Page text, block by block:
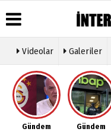
Üye Paneli
Haber
Arşivi
Gazete
Arşivi
Hava
Videolar Galeriler
Gündem Gündem